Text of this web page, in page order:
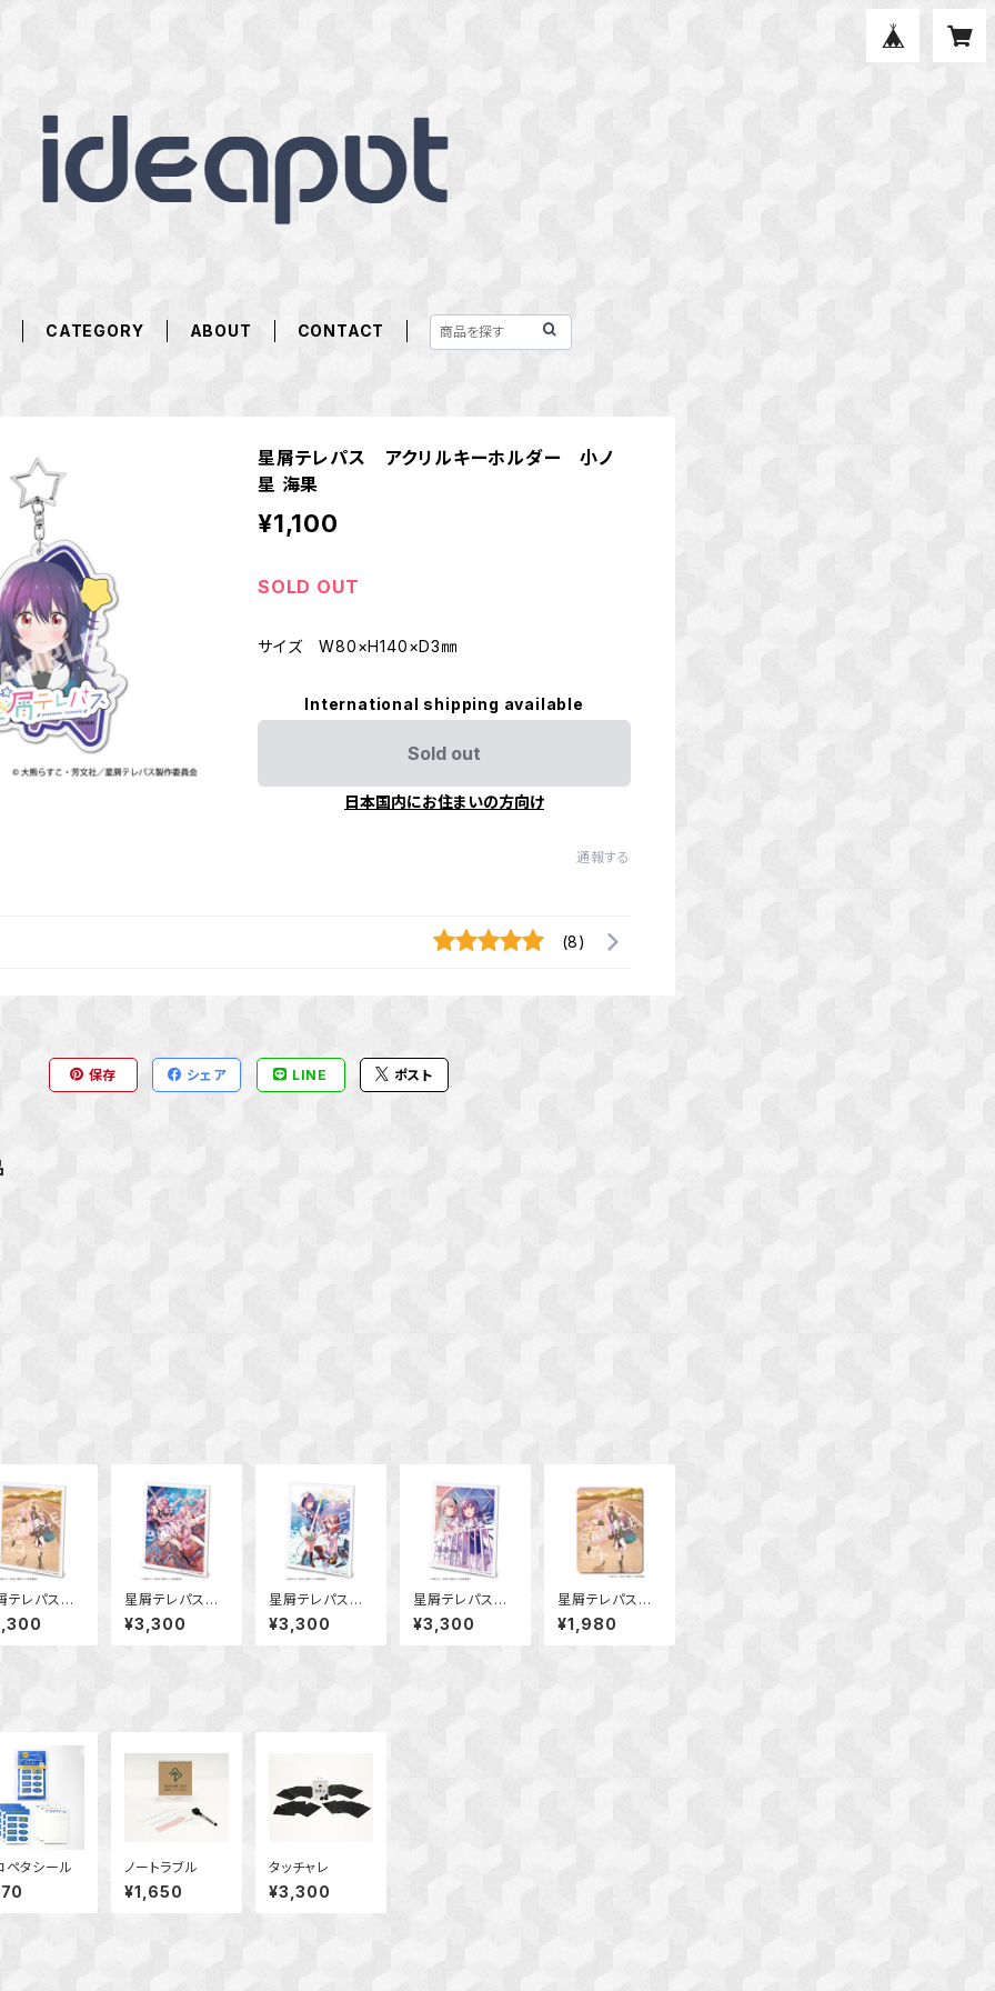
CATEGORY ABOUT CONTACT
星屑テレパス アクリルキーホルダー 小ノ
星 海果
¥1,100
SOLD OUT
サイズ W80×H140×D3㎜
International shipping available
Sold out
日本国内にお住まいの方向け
通報する
(8)
保存 シェア LINE ポスト
テレパス
ュアルアート
ド Ver.B
星屑テレパス
ビジュアルアート
ボード Ver.C
¥3,300
星屑テレパス
ビジュアルアート
ボード Ver.D
¥3,300
星屑テレパス
ビジュアルアート
ボード Ver.E
¥3,300
星屑テレパス
ラバーマウスパッ
ド Ver.A
¥1,980
ペタシール ノートラブル
¥1,650
タッチャレ
¥3,300